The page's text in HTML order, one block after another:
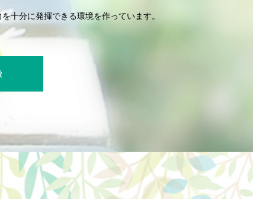
十分に発揮できる環境を作っています。